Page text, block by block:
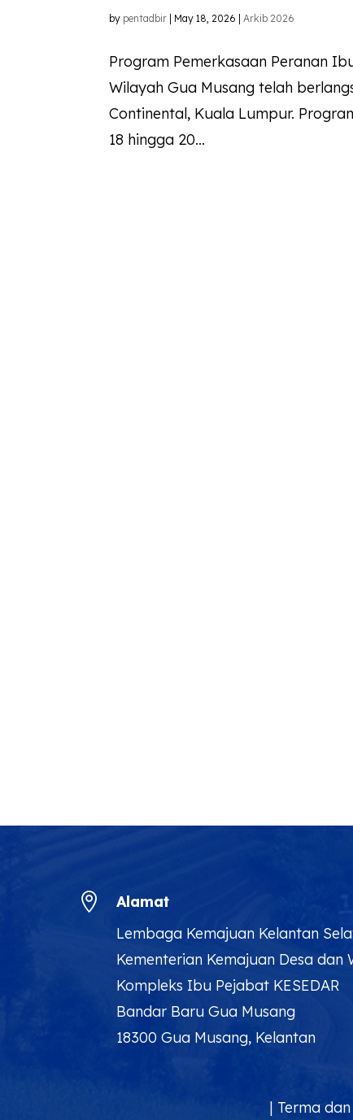
by pentadbir | May 18, 2026 |Arkib 2026
Program Pemerkasaan Peranan
Wilayah Gua Musang telah
Continental, Kuala Lumpur.
18 hingga 20...

Alamat
Lembaga Kemajuan Kelantan
Kementerian Kemajuan Desa dan
Kompleks Ibu Pejabat KESEDAR
Bandar Baru Gua Musang
18300 Gua Musang, Kelantan
| Terma